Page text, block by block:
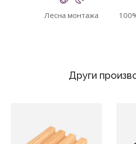
Лесна монтажа
Други